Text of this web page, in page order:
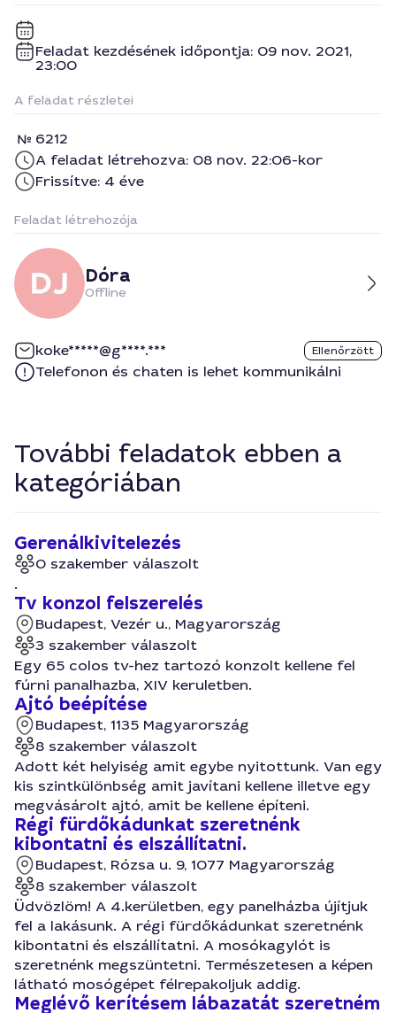
Feladat kezdésének időpontja: 09 nov. 2021,
23:00
A feladat részletei
6212
A feladat létrehozva: 08 nov. 22:06-kor
Frissítve: 4 éve
Feladat létrehozója
Dóra
Offline
koke*****@g****.*** Ellenőrzött
Telefonon és chaten is lehet kommunikálni
További feladatok ebben a
kategóriában
Gerenálkivitelezés
0 szakember válaszolt
.
Tv konzol felszerelés
Budapest, Vezér u., Magyarország
3 szakember válaszolt
Egy 65 colos tv-hez tartozó konzolt kellene fel
fúrni panalhazba, XIV keruletben.
Ajtó beépítése
Budapest, 1135 Magyarország
8 szakember válaszolt
Adott két helyiség amit egybe nyitottunk. Van egy
kis szintkülönbség amit javítani kellene illetve egy
megvásárolt ajtó, amit be kellene építeni.
Régi fürdőkádunkat szeretnénk
kibontatni és elszállítatni.
Budapest, Rózsa u. 9, 1077 Magyarország
8 szakember válaszolt
Üdvözlöm! A 4.kerületben, egy panelházba újítjuk
fel a lakásunk. A régi fürdőkádunkat szeretnénk
kibontatni és elszállítatni. A mosókagylót is
szeretnénk megszüntetni. Természetesen a képen
látható mosógépet félrepakoljuk addig.
Meglévő kerítésem lábazatát szeretném